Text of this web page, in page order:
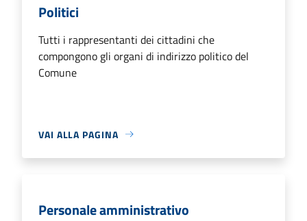
Politici
Tutti i rappresentanti dei cittadini che
compongono gli organi di indirizzo politico del
Comune
VAI ALLA PAGINA
Personale amministrativo